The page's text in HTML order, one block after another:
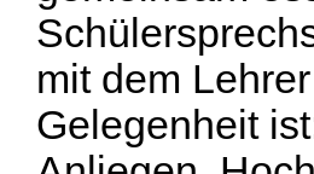
mit dem
Gelegenheit